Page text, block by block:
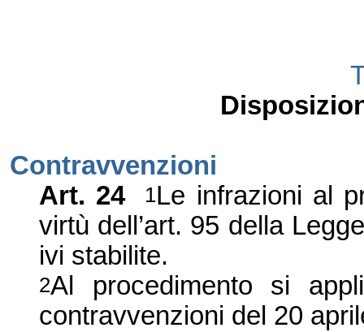
Contravvenzioni
Art. 24 1Le infrazioni al
virtù dell ’art. 95 della
ivi stabilite.
2Al procedimento si
contravvenzioni del 20